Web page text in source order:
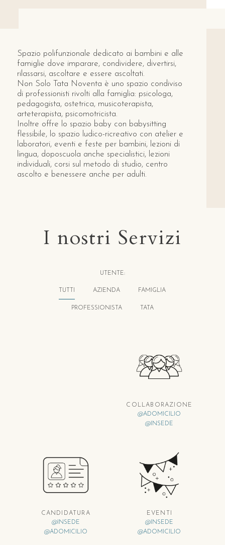
Spazio polifunzionale dedicato ai bambini e alle
famiglie dove imparare, condividere, divertirsi,
rilassarsi, ascoltare e essere ascoltati.
Non Solo Tata Noventa è uno spazio condiviso
di professionisti rivolti alla famiglia: psicologa,
pedagogista, ostetrica, musicoterapista,
arteterapista, psicomotricista.
Inoltre offre lo spazio baby con babysitting
flessibile, lo spazio ludico-ricreativo con atelier e
laboratori, eventi e feste per bambini, lezioni di
lingua, doposcuola anche specialistici, lezioni
individuali, corsi sul metodo di studio, centro
ascolto e benessere anche per adulti.
I nostri Servizi
UTENTE:
TUTTI AZIENDA FAMIGLIA
PROFESSIONISTA TATA
COLLABORAZIONE
@ADOMICILIO
@INSEDE
CANDIDATURA
@INSEDE
@ADOMICILIO
EVENTI
@INSEDE
@ADOMICILIO